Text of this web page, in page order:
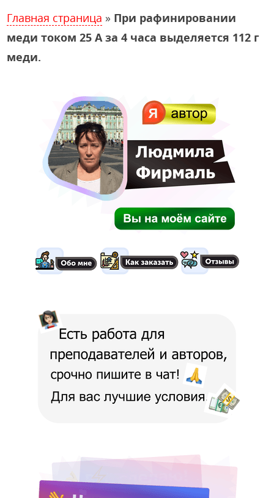
Главная страница » При рафинировании
меди током 25 А за 4 часа выделяется 112 г
меди.